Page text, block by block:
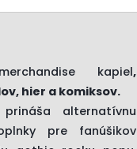
merchandise kapiel,
hier a komiksov.
alternatívnu
pre fanúšikov